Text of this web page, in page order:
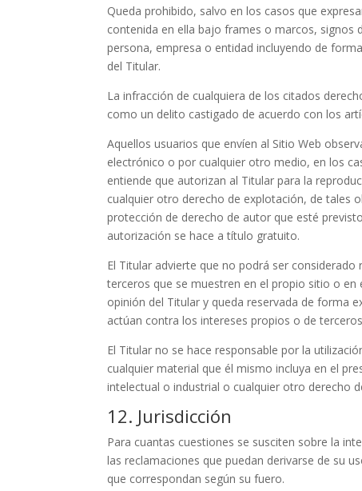
Queda prohibido, salvo en los casos que
contenida en ella bajo frames o marcos, signos
persona, empresa o entidad incluyendo de
del Titular.
La infracción de cualquiera de los citados
como un delito castigado de acuerdo con los
Aquellos usuarios que envíen al Sitio Web
electrónico o por cualquier otro medio, en los
entiende que autorizan al Titular para la
cualquier otro derecho de explotación, de tales
protección de derecho de autor que esté
autorización se hace a título gratuito.
El Titular advierte que no podrá ser
terceros que se muestren en el propio sitio o
opinión del Titular y queda reservada de forma
actúan contra los intereses propios o de
El Titular no se hace responsable por la
cualquier material que él mismo incluya en el
intelectual o industrial o cualquier otro derecho
12. Jurisdicción
Para cuantas cuestiones se susciten sobre la
las reclamaciones que puedan derivarse de su
que correspondan según su fuero.